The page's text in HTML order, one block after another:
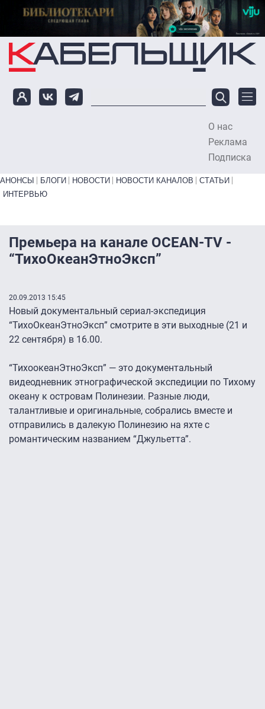
Перейти к основному содержанию
О нас
Реклама
Подписка
Primary links bottom
АНОНСЫ БЛОГИ НОВОСТИ НОВОСТИ КАНАЛОВ
СТАТЬИ
ИНТЕРВЬЮ
Премьера на канале OCEAN-TV -
“ТихоОкеанЭтноЭксп”
20.09.2013 15:45
Новый документальный сериал-экспедиция
“ТихоОкеанЭтноЭксп” смотрите в эти выходные (21 и
22 сентября) в 16.00.
“ТихоокеанЭтноЭксп” — это документальный
видеодневник этнографической экспедиции по Тихому
океану к островам Полинезии. Разные люди,
талантливые и оригинальные, собрались вместе и
отправились в далекую Полинезию на яхте с
романтическим названием “Джульетта”.